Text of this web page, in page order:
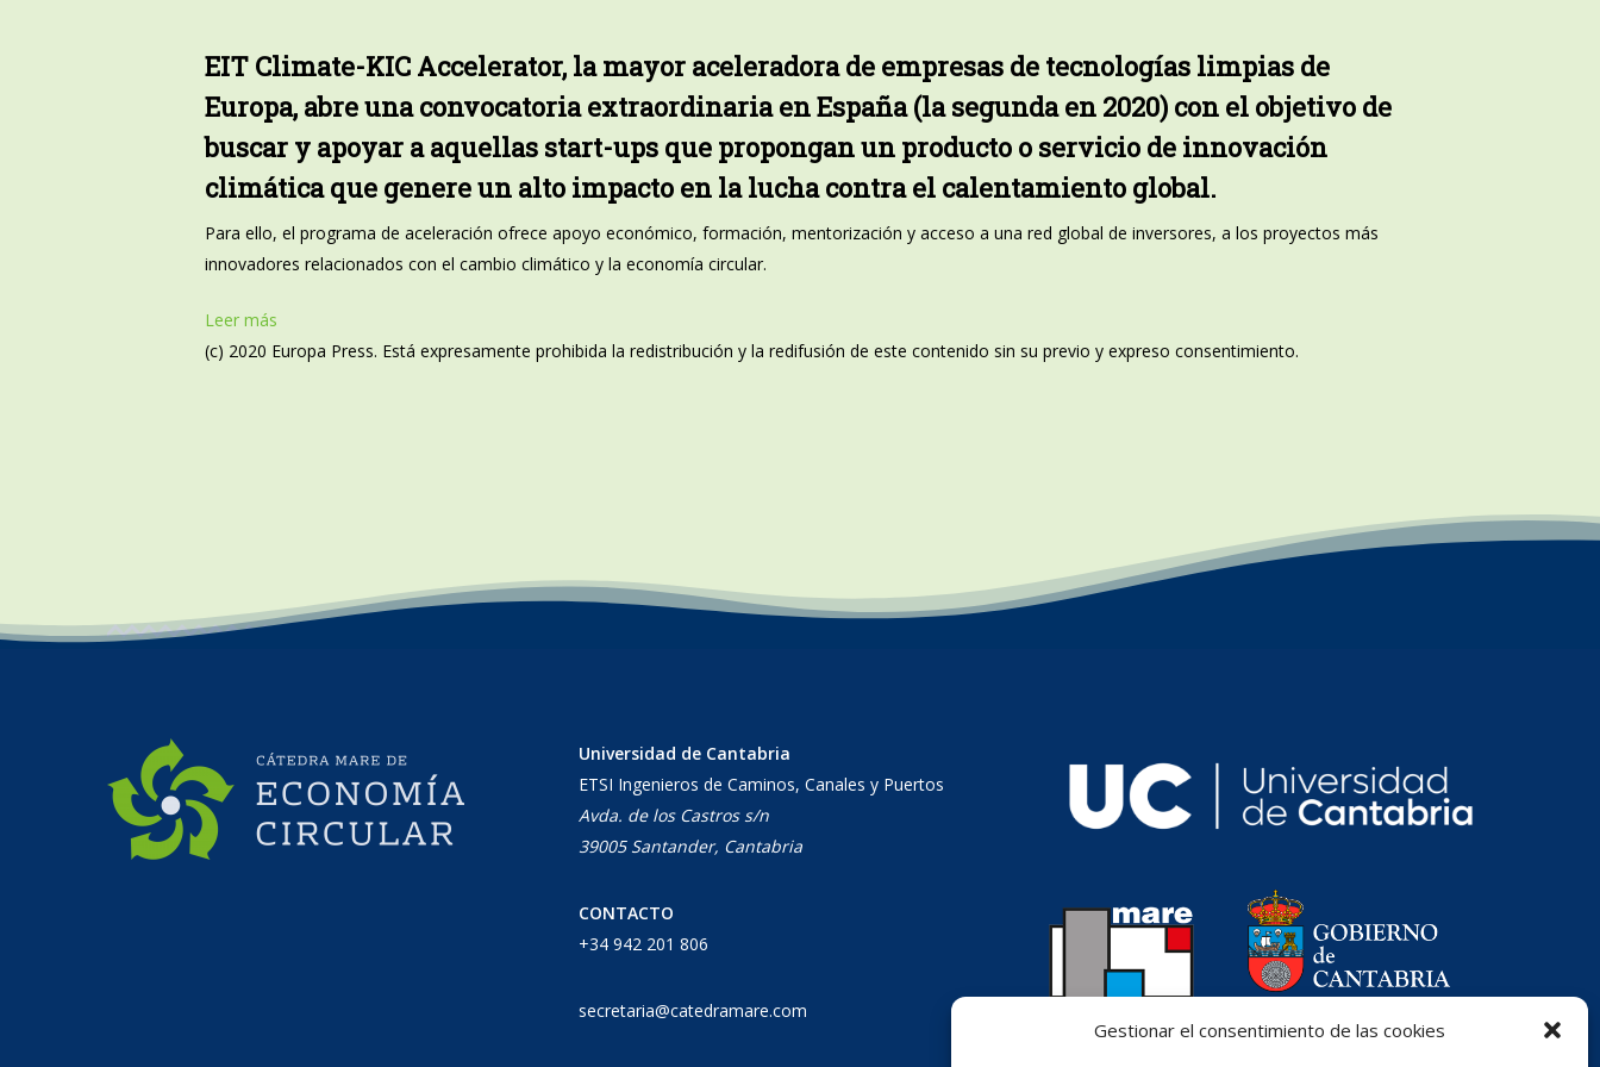
Gestionar el consentimiento de las cookies
EIT Climate-KIC Accelerator, la mayor aceleradora de empresas de tecnologías limpias de
Europa, abre una convocatoria extraordinaria en España (la segunda en 2020) con el objetivo de
buscar y apoyar a aquellas start-ups que propongan un producto o servicio de innovación
climática que genere un alto impacto en la lucha contra el calentamiento global.
Para ello, el programa de aceleración ofrece apoyo económico, formación, mentorización y acceso a una red global de inversores, a los proyectos más
innovadores relacionados con el cambio climático y la economía circular.
Leer más
(c) 2020 Europa Press. Está expresamente prohibida la redistribución y la redifusión de este contenido sin su previo y expreso consentimiento.
Universidad de Cantabria
ETSI Ingenieros de Caminos, Canales y Puertos
Avda. de los Castros s/n
39005 Santander, Cantabria
CONTACTO
+34 942 201 806
secretaria@catedramare.com